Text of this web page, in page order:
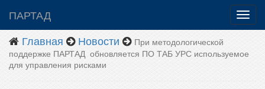
ПАРТАД
Главная
Новости
При методологической
поддержке ПАРТАД обновляется ПО ТАБ УРС используемое
для управления рисками